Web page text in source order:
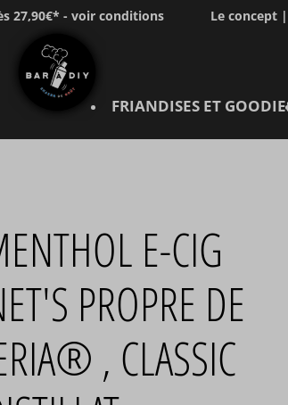
27,90€* - voir conditions Le concept|
FRIANDISES ET
E-CIG
PROPRE DE
, CLASSIC